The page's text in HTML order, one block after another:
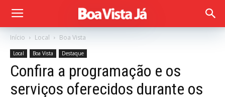
Início Local Boa Vista
Local Boa Vista Destaque
Confira a programação e os
serviços oferecidos durante os